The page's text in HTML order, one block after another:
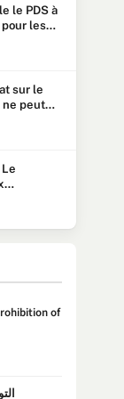
le PDS à
pour les
sur le
ne peut
des
of